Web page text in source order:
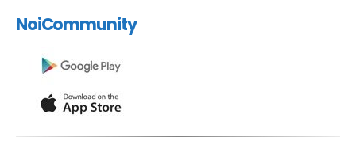
NoiCommunity